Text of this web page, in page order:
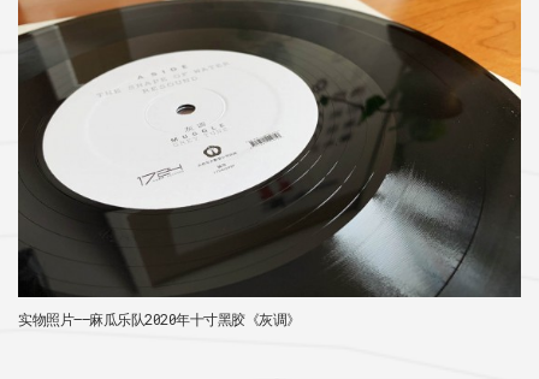
实物照片——麻瓜乐队2020年十寸黑胶《灰调》